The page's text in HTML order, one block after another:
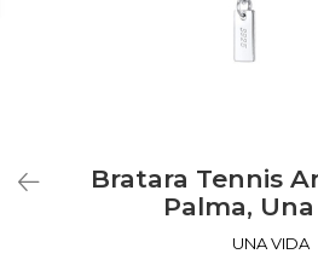
Bratara Tennis
Palma,
UNA VIDA